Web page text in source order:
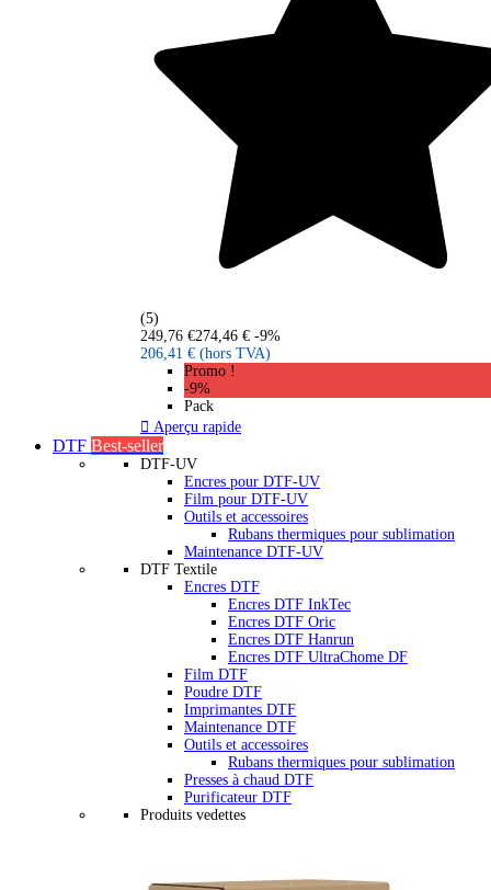
(5)
249,76 €274,46 € -9%
206,41 € (hors TVA)
Promo !
-9%
Pack
 Aperçu rapide
DTF Best-seller
DTF-UV
Encres pour DTF-UV
Film pour DTF-UV
Outils et accessoires
Rubans thermiques pour sublimation
Maintenance DTF-UV
DTF Textile
Encres DTF
Encres DTF InkTec
Encres DTF Oric
Encres DTF Hanrun
Encres DTF UltraChome DF
Film DTF
Poudre DTF
Imprimantes DTF
Maintenance DTF
Outils et accessoires
Rubans thermiques pour sublimation
Presses à chaud DTF
Purificateur DTF
Produits vedettes